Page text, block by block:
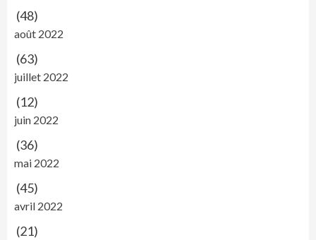
(48)
août 2022
(63)
juillet 2022
(12)
juin 2022
(36)
mai 2022
(45)
avril 2022
(21)